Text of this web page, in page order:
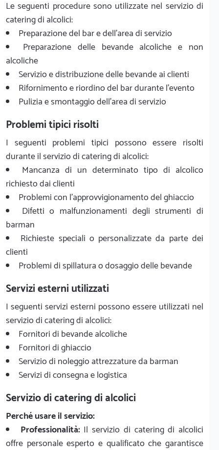
Le seguenti procedure sono utilizzate nel servizio di
catering di alcolici:
Preparazione del bar e dell'area di servizio
Preparazione delle bevande alcoliche e non
alcoliche
Servizio e distribuzione delle bevande ai clienti
Rifornimento e riordino del bar durante l'evento
Pulizia e smontaggio dell'area di servizio
Problemi tipici risolti
I seguenti problemi tipici possono essere risolti
durante il servizio di catering di alcolici:
Mancanza di un determinato tipo di alcolico
richiesto dai clienti
Problemi con l'approvvigionamento del ghiaccio
Difetti o malfunzionamenti degli strumenti di
barman
Richieste speciali o personalizzate da parte dei
clienti
Problemi di spillatura o dosaggio delle bevande
Servizi esterni utilizzati
I seguenti servizi esterni possono essere utilizzati nel
servizio di catering di alcolici:
Fornitori di bevande alcoliche
Fornitori di ghiaccio
Servizio di noleggio attrezzature da barman
Servizi di consegna e logistica
Servizio di catering di alcolici
Perché usare il servizio:
Professionalità:Il servizio di catering di alcolici
offre personale esperto e qualificato che garantisce